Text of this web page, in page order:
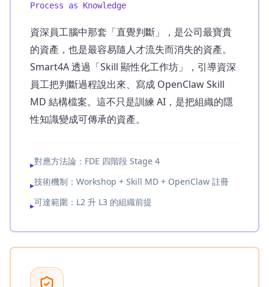
Process as Knowledge
資深員工腦中那套「直覺判斷」，是公司最寶貴
的資產，也是最容易隨人才流失而消失的資產。
Smart4A 透過「Skill 顯性化工作坊」，引導資深
員工把判斷過程說出來、寫成 OpenClaw Skill
MD 結構檔案。這不只是訓練 AI，是把組織的隱
性知識變成可傳承的資產。
▸對應方法論：FDE 四階段 Stage 4
▸技術機制：Workshop + Skill MD + OpenClaw 註冊
▸可達範圍：L2 升 L3 的組織前提